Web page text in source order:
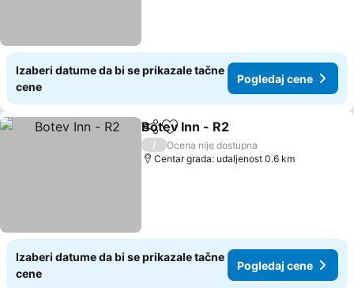
Izaberi datume da bi se prikazale tačne
cene
Pogledaj cene
Deli Dodati u favorite
Botev Inn - R2
/
Ocena nije dostupna
Centar grada: udaljenost 0.6 km
Izaberi datume da bi se prikazale tačne
cene
Pogledaj cene